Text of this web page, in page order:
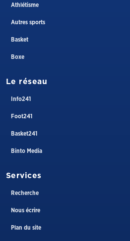
Athlétisme
Autres sports
Basket
Boxe
Le réseau
Info241
Foot241
Basket241
Binto Media
Services
Recherche
Nous écrire
Plan du site